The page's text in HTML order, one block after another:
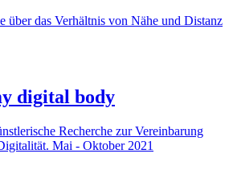
über das Verhältnis von Nähe und Distanz
digital body
Recherche zur Vereinbarung
Mai - Oktober 2021